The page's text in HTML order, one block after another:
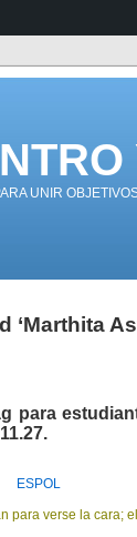
UNIR
‘Marthita
para
ESPOL
para verse la cara;